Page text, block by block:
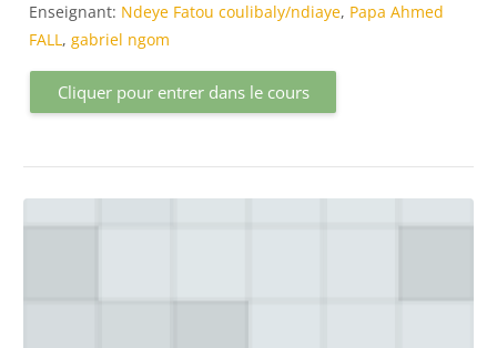
Enseignant: Ndeye Fatou coulibaly/ndiaye, Papa Ahmed
FALL, gabriel ngom
Cliquer pour entrer dans le cours